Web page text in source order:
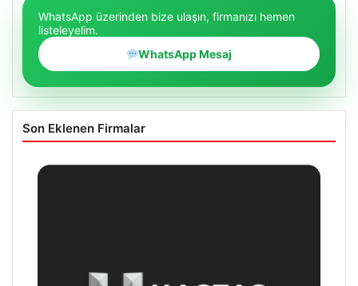
WhatsApp üzerinden bize ulaşın, firmanızı hemen
listeleyelim.
WhatsApp Mesaj
Son Eklenen Firmalar